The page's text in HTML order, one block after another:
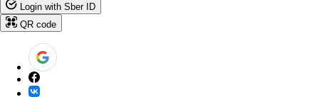
Login with Sber ID
QR code